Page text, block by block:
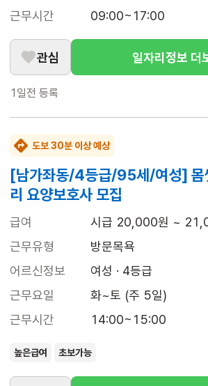
근무시간
09:00~17:00
관심 일자리정보 더
1일전 등록
도보 30분 이상 예상
[남가좌동/4등급/95세/여성] 몸
리 요양보호사 모집
급여
시급 20,000원 ~
근무유형
방문목욕
어르신정보
여성 · 4등급
근무요일
화~토 (주 5일)
근무시간
14:00~15:00
높은급여 초보가능